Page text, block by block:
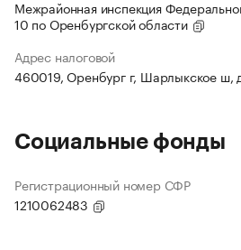
Межрайонная инспекция
10 по Оренбургской области
Адрес налоговой
460019, Оренбург г, Шарлыкское ш,
Социальные фонды
Регистрационный номер СФР
1210062483